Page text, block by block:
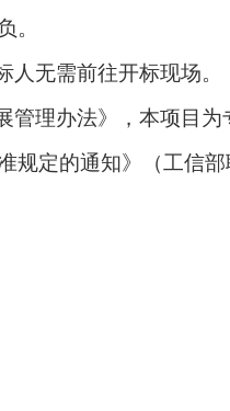
。
无需前往开标现场。
管理办法》，本项目为
规定的通知》（工信部